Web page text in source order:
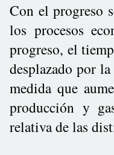
Con el progreso
los procesos
progreso, el
desplazado por
medida que
producción y
relativa de las